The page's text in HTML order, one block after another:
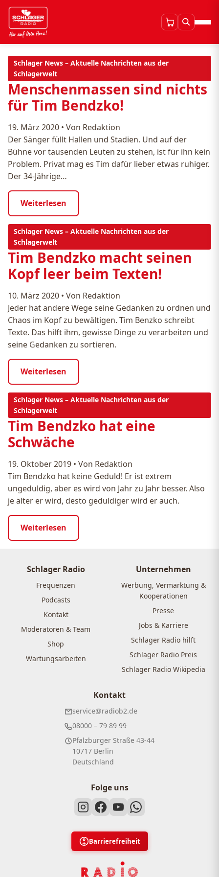
Schlager News – Aktuelle Nachrichten aus der
Schlagerwelt
Menschenmassen sind nichts
für Tim Bendzko!
19. März 2020 • Von Redaktion
Der Sänger füllt Hallen und Stadien. Und auf der
Bühne vor tausenden Leuten zu stehen, ist für ihn kein
Problem. Privat mag es Tim dafür lieber etwas ruhiger.
Der 34-Jährige…
Weiterlesen
Schlager News – Aktuelle Nachrichten aus der
Schlagerwelt
Tim Bendzko macht seinen
Kopf leer beim Texten!
10. März 2020 • Von Redaktion
Jeder hat andere Wege seine Gedanken zu ordnen und
Chaos im Kopf zu bewältigen. Tim Benzko schreibt
Texte. Das hilft ihm, gewisse Dinge zu verarbeiten und
seine Gedanken zu sortieren.
Weiterlesen
Schlager News – Aktuelle Nachrichten aus der
Schlagerwelt
Tim Bendzko hat eine
Schwäche
19. Oktober 2019 • Von Redaktion
Tim Bendzko hat keine Geduld! Er ist extrem
ungeduldig, aber es wird von Jahr zu Jahr besser. Also
je älter er wird, desto geduldiger wird er auch.
Weiterlesen
Schlager Radio
Frequenzen
Podcasts
Kontakt
Moderatoren & Team
Shop
Wartungsarbeiten
Unternehmen
Werbung, Vermarktung &
Kooperationen
Presse
Jobs & Karriere
Schlager Radio hilft
Schlager Radio Preis
Schlager Radio Wikipedia
Kontakt
service@radiob2.de
08000 – 79 89 99
Pfalzburger Straße 43-44
10717 Berlin
Deutschland
Folge uns
Barrierefreiheit